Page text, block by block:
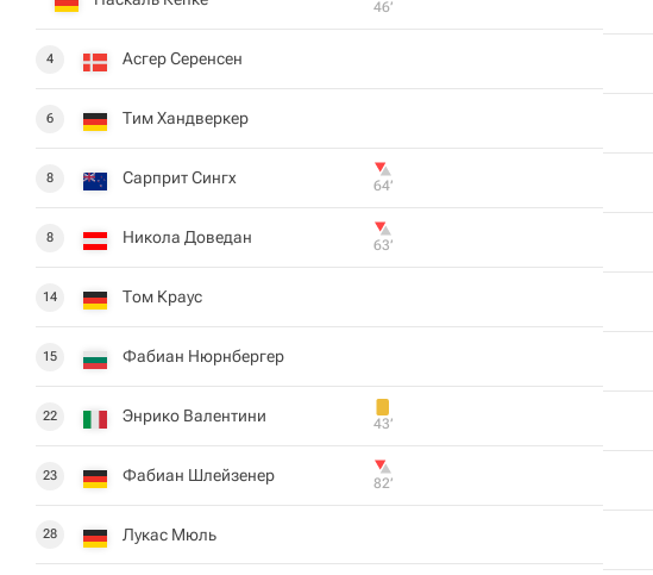
46‎’‎
4 Асгер Серенсен
6 Тим Хандверкер
8 Сарприт Сингх 64‎’‎
8 Никола Доведан 63‎’‎
14 Том Краус
15 Фабиан Нюрнбергер
22 Энрико Валентини 43‎’‎
23 Фабиан Шлейзенер 82‎’‎
28 Лукас Мюль